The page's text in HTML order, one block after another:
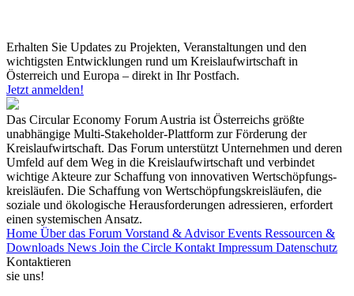
Erhalten Sie Updates zu Projekten, Veranstaltungen und den
wichtigsten Entwicklungen rund um Kreislaufwirtschaft in
Österreich und Europa – direkt in Ihr Postfach.
Jetzt anmelden!
Das Circular Economy Forum Austria ist Österreichs größte
unabhängige Multi-Stakeholder-Plattform zur Förderung der
Kreislaufwirtschaft. Das Forum unterstützt Unternehmen und deren
Umfeld auf dem Weg in die Kreislaufwirtschaft und verbindet
wichtige Akteure zur Schaffung von innovativen Wertschöpfungs-
kreisläufen. Die Schaffung von Wertschöpfungskreisläufen, die
soziale und ökologische Herausforderungen adressieren, erfordert
einen systemischen Ansatz.
Home Über das Forum Vorstand & AdvisorEvents Ressourcen &
Downloads News Join the Circle Kontakt Impressum Datenschutz
Kontaktieren
sie uns!